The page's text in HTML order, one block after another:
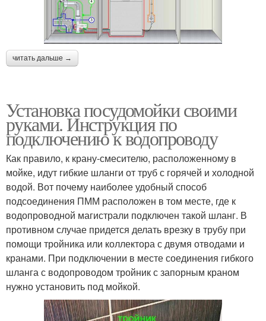
читать дальше →
Установка посудомойки своими
руками. Инструкция по
подключению к водопроводу
Как правило, к крану-смесителю, расположенному в
мойке, идут гибкие шланги от труб с горячей и холодной
водой. Вот почему наиболее удобный способ
подсоединения ПММ расположен в том месте, где к
водопроводной магистрали подключен такой шланг. В
противном случае придется делать врезку в трубу при
помощи тройника или коллектора с двумя отводами и
кранами. При подключении в месте соединения гибкого
шланга с водопроводом тройник с запорным краном
нужно установить под мойкой.